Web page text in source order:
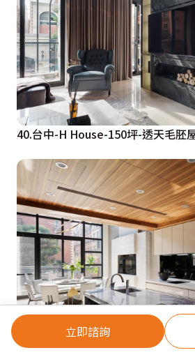
立即諮詢
40.台中-H House-150坪-透天毛胚